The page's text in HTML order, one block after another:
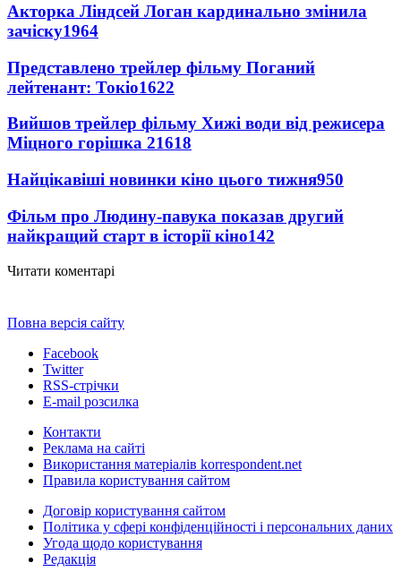
Акторка Ліндсей Логан кардинально змінила
зачіску1964
Представлено трейлер фільму Поганий
лейтенант: Токіо1622
Вийшов трейлер фільму Хижі води від режисера
Міцного горішка 21618
Найцікавіші новинки кіно цього тижня950
Фільм про Людину-павука показав другий
найкращий старт в історії кіно142
Читати коментарі
Повна версія сайту
Facebook
Twitter
RSS-стрічки
E-mail розсилка
Контакти
Реклама на сайті
Використання матеріалів korrespondent.net
Правила користування сайтом
Договір користування сайтом
Політика у сфері конфіденційності і персональних даних
Угода щодо користування
Редакція